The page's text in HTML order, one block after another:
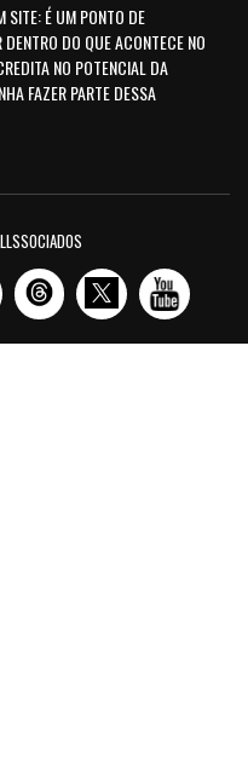
SITE: É UM PONTO DE
DO QUE ACONTECE NO
NO POTENCIAL DA
FAZER PARTE DESSA